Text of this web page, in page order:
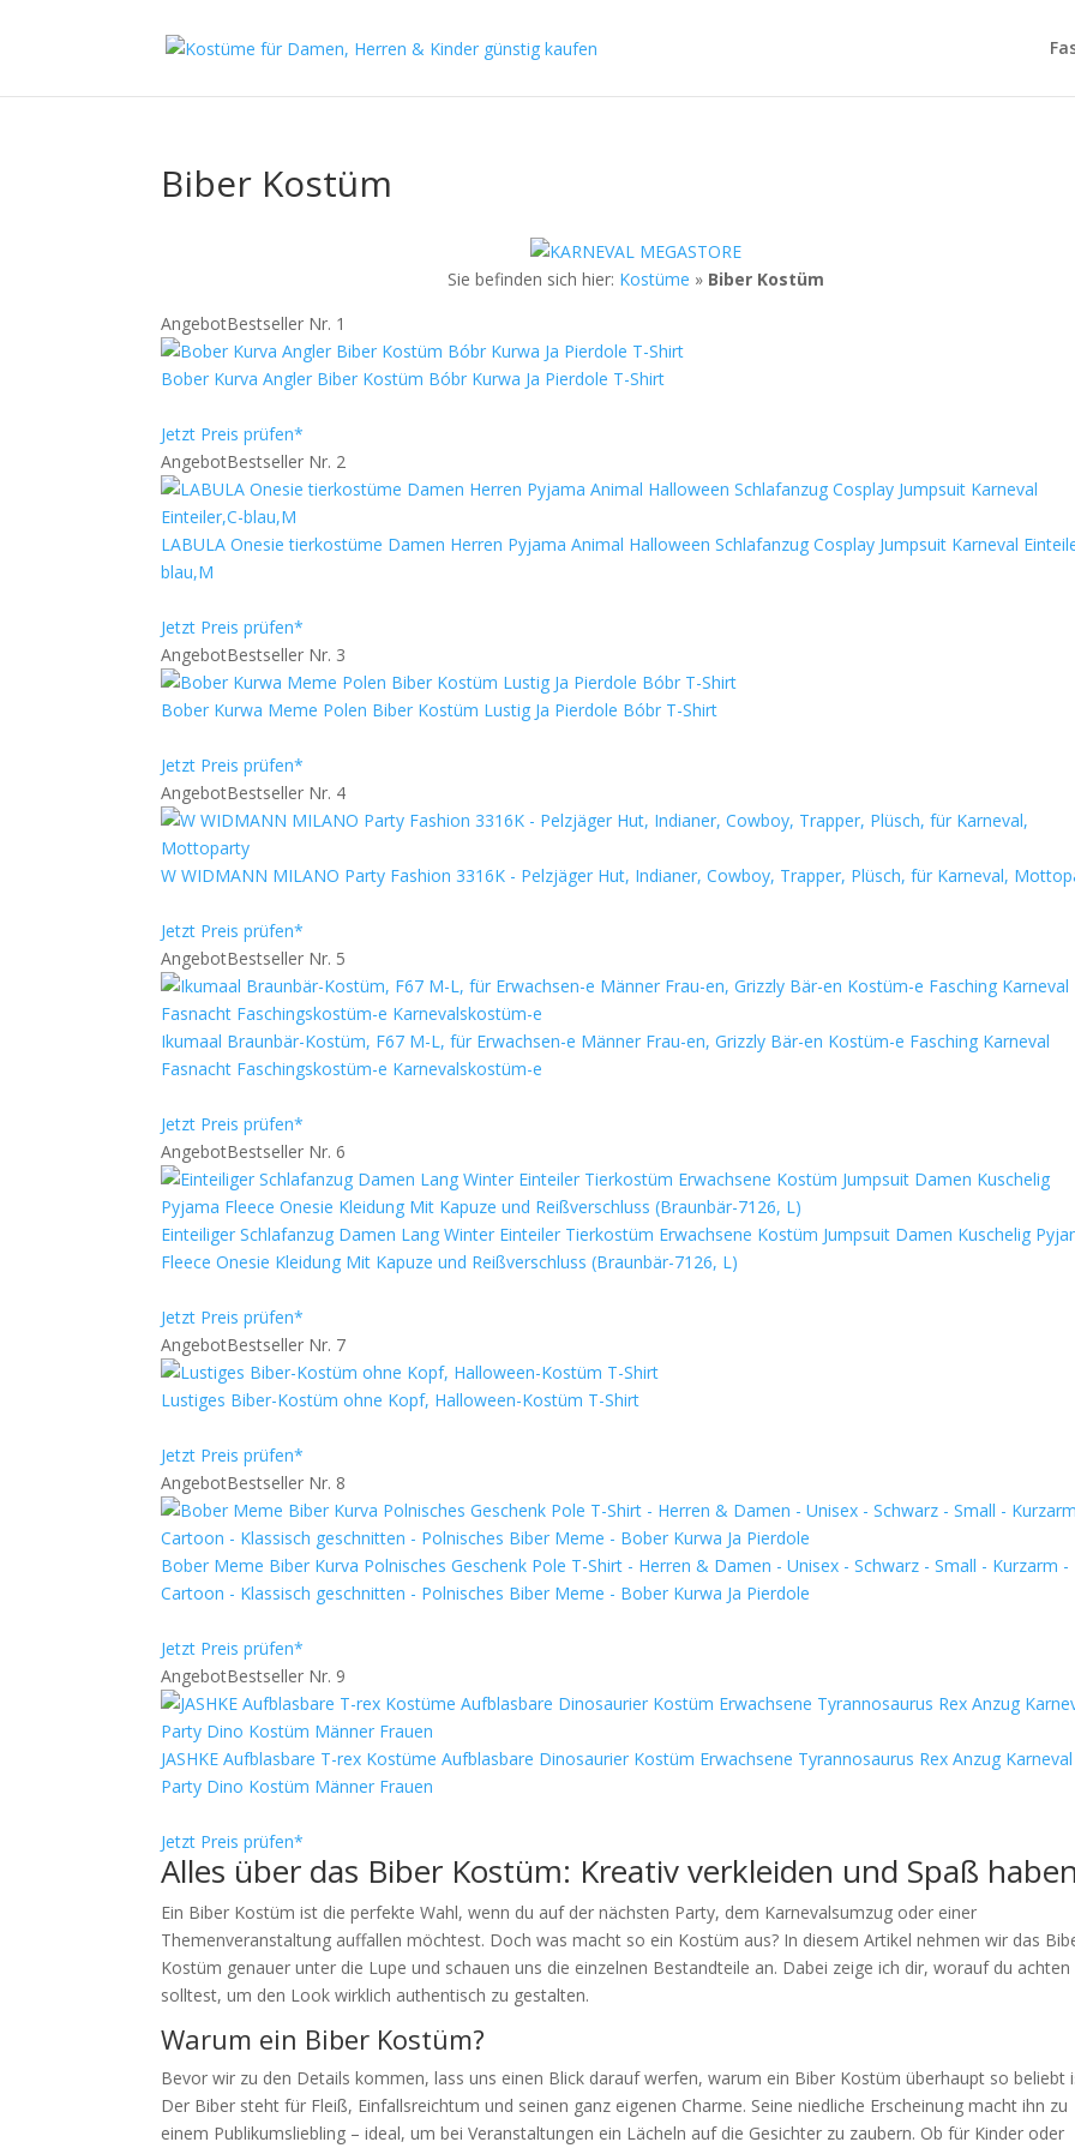
Biber Kostüm
Sie befinden sich hier: Kostüme » Biber Kostüm
AngebotBestseller Nr. 1
Bober Kurva Angler Biber Kostüm Bóbr Kurwa Ja Pierdole T-Shirt
Jetzt Preis prüfen*
AngebotBestseller Nr. 2
LABULA Onesie tierkostüme Damen Herren Pyjama Animal Halloween Schlafanzug Cosplay Jumpsuit Karneval
blau,M
Jetzt Preis prüfen*
AngebotBestseller Nr. 3
Bober Kurwa Meme Polen Biber Kostüm Lustig Ja Pierdole Bóbr T-Shirt
Jetzt Preis prüfen*
AngebotBestseller Nr. 4
W WIDMANN MILANO Party Fashion 3316K - Pelzjäger Hut, Indianer, Cowboy, Trapper, Plüsch, für Karneval,
Jetzt Preis prüfen*
AngebotBestseller Nr. 5
Ikumaal Braunbär-Kostüm, F67 M-L, für Erwachsen-e Männer Frau-en, Grizzly Bär-en Kostüm-e Fasching Karneval
Fasnacht Faschingskostüm-e Karnevalskostüm-e
Jetzt Preis prüfen*
AngebotBestseller Nr. 6
Einteiliger Schlafanzug Damen Lang Winter Einteiler Tierkostüm Erwachsene Kostüm Jumpsuit Damen Kuschelig
Fleece Onesie Kleidung Mit Kapuze und Reißverschluss (Braunbär-7126, L)
Jetzt Preis prüfen*
AngebotBestseller Nr. 7
Lustiges Biber-Kostüm ohne Kopf, Halloween-Kostüm T-Shirt
Jetzt Preis prüfen*
AngebotBestseller Nr. 8
Bober Meme Biber Kurva Polnisches Geschenk Pole T-Shirt - Herren & Damen - Unisex - Schwarz - Small - Kurzarm -
Cartoon - Klassisch geschnitten - Polnisches Biber Meme - Bober Kurwa Ja Pierdole
Jetzt Preis prüfen*
AngebotBestseller Nr. 9
JASHKE Aufblasbare T-rex Kostüme Aufblasbare Dinosaurier Kostüm Erwachsene Tyrannosaurus Rex Anzug Karneval
Party Dino Kostüm Männer Frauen
Jetzt Preis prüfen*
Alles über das Biber Kostüm: Kreativ verkleiden und Spaß
Ein Biber Kostüm ist die perfekte Wahl, wenn du auf der nächsten Party, dem Karnevalsumzug oder einer
Themenveranstaltung auffallen möchtest. Doch was macht so ein Kostüm aus? In diesem Artikel nehmen wir das
Kostüm genauer unter die Lupe und schauen uns die einzelnen Bestandteile an. Dabei zeige ich dir, worauf du achten
solltest, um den Look wirklich authentisch zu gestalten.
Warum ein Biber Kostüm?
Bevor wir zu den Details kommen, lass uns einen Blick darauf werfen, warum ein Biber Kostüm überhaupt so beliebt
Der Biber steht für Fleiß, Einfallsreichtum und seinen ganz eigenen Charme. Seine niedliche Erscheinung macht ihn zu
einem Publikumsliebling – ideal, um bei Veranstaltungen ein Lächeln auf die Gesichter zu zaubern. Ob für Kinder oder